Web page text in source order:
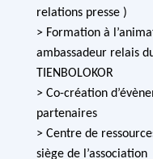
relations presse )
> Formation à
ambassadeur relais
TIENBOLOKOR
> Co-création
partenaires
> Centre de
siège de l’association